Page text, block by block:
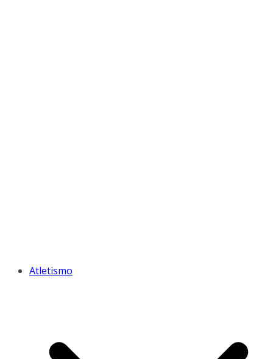
Atletismo